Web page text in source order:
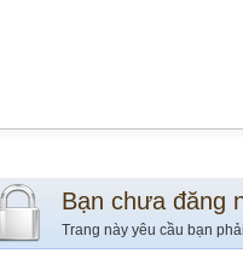
Bạn chưa đăng
Trang này yêu cầu bạn